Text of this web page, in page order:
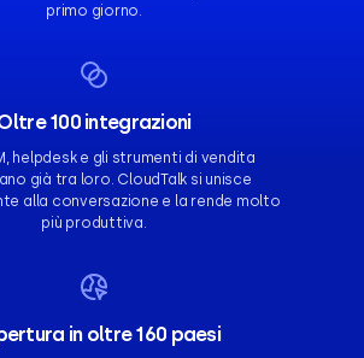
primo giorno.
100 integrazioni
helpdesk e gli strumenti di vendita
già tra loro. CloudTalk si unisce
alla conversazione e la rende molto
più produttiva.
in oltre 160 paesi